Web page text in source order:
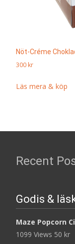
Nöt-Créme
300 kr
Läs mera & köp
Recent
Godis &
Maze Popcorn
1099 Views 50 kr